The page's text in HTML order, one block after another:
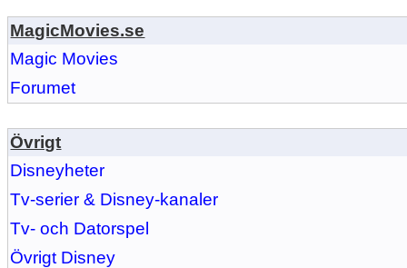
MagicMovies.se
Magic Movies
Forumet
Övrigt
Disneyheter
Tv-serier & Disney-kanaler
Tv- och Datorspel
Övrigt Disney